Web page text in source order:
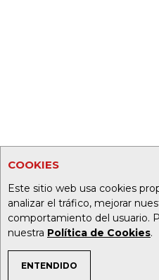
COOKIES
Este sitio web usa cookies
analizar el tráfico, mejorar
comportamiento del usuario.
nuestra Política de Cookies.
ENTENDIDO